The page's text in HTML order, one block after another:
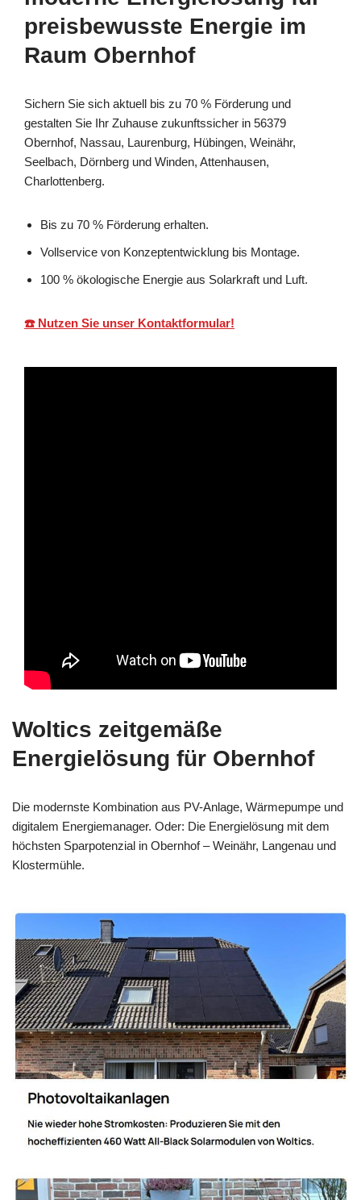
preisbewusste Energie im
Raum Obernhof
Sichern Sie sich aktuell bis zu 70 % Förderung und
gestalten Sie Ihr Zuhause zukunftssicher in 56379
Obernhof, Nassau, Laurenburg, Hübingen, Weinähr,
Seelbach, Dörnberg und Winden, Attenhausen,
Charlottenberg.
Bis zu 70 % Förderung erhalten.
Vollservice von Konzeptentwicklung bis Montage.
100 % ökologische Energie aus Solarkraft und Luft.
☎️ Nutzen Sie unser Kontaktformular!
Woltics zeitgemäße
Energielösung für Obernhof
Die modernste Kombination aus PV-Anlage, Wärmepumpe und
digitalem Energiemanager. Oder: Die Energielösung mit dem
höchsten Sparpotenzial in Obernhof – Weinähr, Langenau und
Klostermühle.